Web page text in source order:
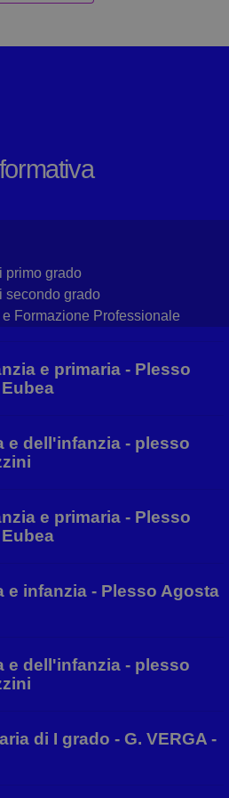
primo grado
secondo grado
Formazione Professionale
e primaria - Plesso
e dell'infanzia - plesso
e primaria - Plesso
e infanzia - Plesso Agosta
e dell'infanzia - plesso
di I grado - G. VERGA -